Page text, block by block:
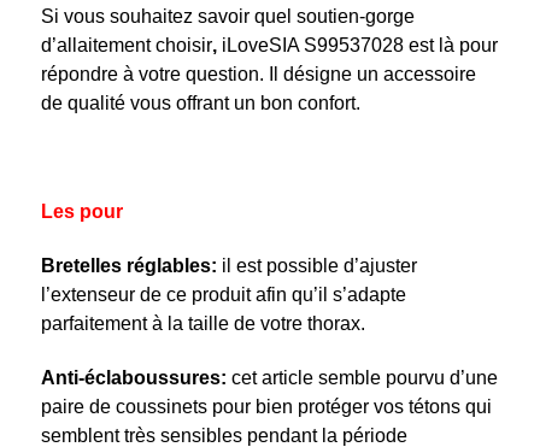
Si vous souhaitez savoir quel soutien-gorge
d’allaitement choisir, iLoveSIA S99537028 est là pour
répondre à votre question. Il désigne un accessoire
de qualité vous offrant un bon confort.
Les pour
Bretelles réglables: il est possible d’ajuster
l’extenseur de ce produit afin qu’il s’adapte
parfaitement à la taille de votre thorax.
Anti-éclaboussures: cet article semble pourvu d’une
paire de coussinets pour bien protéger vos tétons qui
semblent très sensibles pendant la période